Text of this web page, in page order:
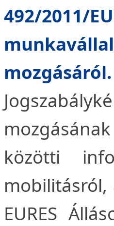
492/2011/
mozgásáról.
közötti
mobilitásról,
EURES